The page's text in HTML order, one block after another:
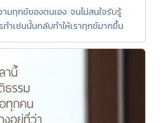
มทุกข์ของตนเอง จนไม่สนใจรับรู้
ำเช่นนั้นกลับทำให้เราทุกข์มากขึ้น